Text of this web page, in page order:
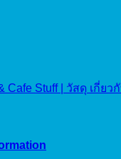
Cafe Stuff | วัสดุ เกี่ยว